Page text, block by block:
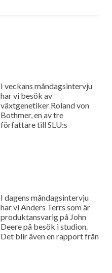
I veckans måndagsintervju
har vi besök av
växtgenetiker Roland von
Bothmer, en av tre
författare till SLU:s
I dagens måndagsintervju
har vi Anders Terrs som är
produktansvarig på John
Deere på besök i studion.
Det blir även en rapport från